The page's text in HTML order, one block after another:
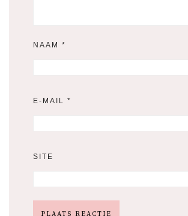
NAAM *
E-MAIL *
SITE